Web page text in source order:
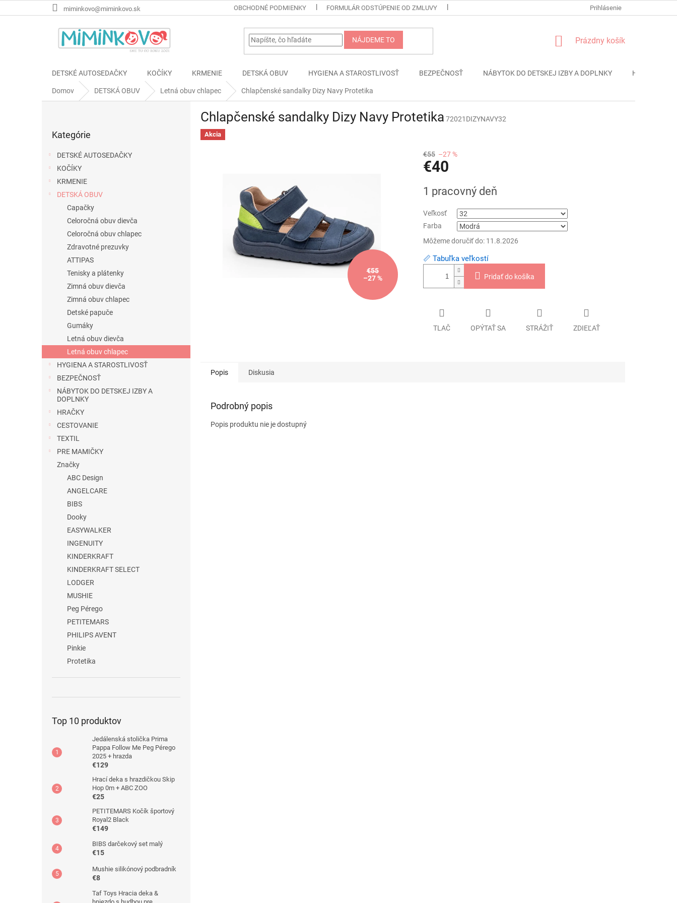
na
miminkovo@miminkovo.sk OBCHODNÉ PODMIENKY FORMULÁR ODSTÚPENIE OD ZMLUVY PODMIENKY OCHRANY OSOBNÝCH
Prihlásenie
NÁJDEME TO
NÁKUPNÝ
Prázdny košík
DETSKÉ AUTOSEDAČKY KOČÍKY KRMENIE DETSKÁ OBUV HYGIENA A STAROSTLIVOSŤ BEZPEČNOSŤ NÁBYTOK DO DETSKEJ IZBY A DOPLNKY HRAČKY
Domov DETSKÁ OBUV Letná obuv chlapec Chlapčenské sandalky Dizy Navy Protetika
kategórie
Kategórie
DETSKÉ AUTOSEDAČKY
KOČÍKY
KRMENIE
DETSKÁ OBUV
Capačky
Celoročná obuv dievča
Celoročná obuv chlapec
Zdravotné prezuvky
ATTIPAS
Tenisky a plátenky
Zimná obuv dievča
Zimná obuv chlapec
Detské papuče
Gumáky
Letná obuv dievča
Letná obuv chlapec
HYGIENA A STAROSTLIVOSŤ
BEZPEČNOSŤ
NÁBYTOK DO DETSKEJ IZBY A
DOPLNKY
HRAČKY
CESTOVANIE
TEXTIL
PRE MAMIČKY
Značky
ABC Design
ANGELCARE
BIBS
Dooky
EASYWALKER
INGENUITY
KINDERKRAFT
KINDERKRAFT SELECT
LODGER
MUSHIE
Peg Pérego
PETITEMARS
PHILIPS AVENT
Pinkie
Protetika
Top 10 produktov
Jedálenská stolička Prima
Pappa Follow Me Peg Pérego
2025 + hrazda
€129
Hrací deka s hrazdičkou Skip
Hop 0m + ABC ZOO
€25
PETITEMARS Kočík športový
Royal2 Black
€149
BIBS darčekový set malý
€15
Mushie silikónový podbradník
€8
Taf Toys Hracia deka &
Chlapčenské sandalky Dizy Navy Protetika 72021DIZYNAVY32
Akcia
€55
–27 %
€55 –27 %
€40
cena:
1 pracovný deň
Veľkosť
Farba
Môžeme doručiť do: 11.8.2026
📏 Tabuľka veľkostí
Pridať do košíka
TLAČ OPÝTAŤ SA STRÁŽIŤ ZDIEĽAŤ
Popis Diskusia
Podrobný popis
Popis produktu nie je dostupný